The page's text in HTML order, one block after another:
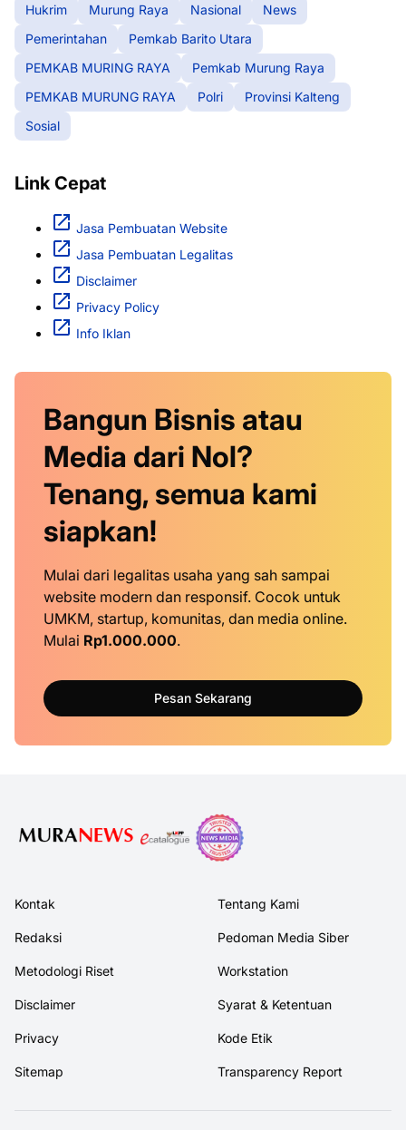
Hukrim
Murung Raya Nasional
News
Pemerintahan
Pemkab Barito Utara
PEMKAB MURING RAYA
Pemkab Murung Raya
PEMKAB MURUNG RAYA
Polri
Provinsi Kalteng
Sosial
Link Cepat
Jasa Pembuatan Website
Jasa Pembuatan Legalitas
Disclaimer
Privacy Policy
Info Iklan
Bangun Bisnis atau
Media dari Nol?
Tenang, semua kami
siapkan!
Mulai dari legalitas usaha yang sah sampai
website modern dan responsif. Cocok untuk
UMKM, startup, komunitas, dan media online.
Mulai Rp1.000.000.
Pesan Sekarang
Kontak Tentang Kami
Redaksi Pedoman Media Siber
Metodologi Riset Workstation
Disclaimer Syarat & Ketentuan
Privacy Kode Etik
Sitemap Transparency Report